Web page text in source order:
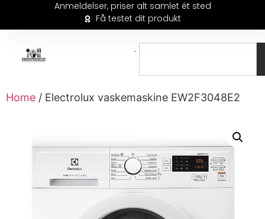
Anmeldelser, priser alt samlet ét sted
Få testet dit produkt
Home / Electrolux vaskemaskine EW2F3048E2